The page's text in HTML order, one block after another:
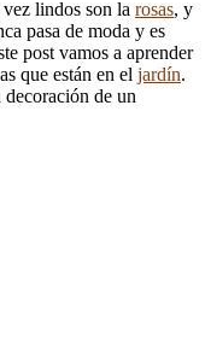
lindos son la rosas, y
pasa de moda y es
post vamos a aprender
que están en el jardín.
de un